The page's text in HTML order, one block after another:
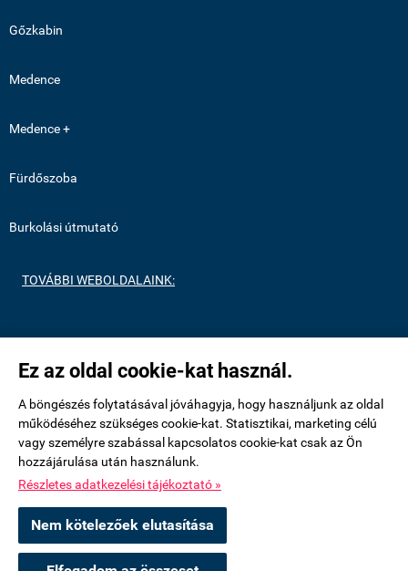
Ez az oldal cookie-kat használ.
A böngészés folytatásával jóváhagyja, hogy használjunk az oldal
működéséhez szükséges cookie-kat. Statisztikai, marketing célú
vagy személyre szabással kapcsolatos cookie-kat csak az Ön
hozzájárulása után használunk.
Részletes adatkezelési tájékoztató »
Nem kötelezőek elutasítása
Gőzkabin
Medence
Medence +
Fürdőszoba
Burkolási útmutató
TOVÁBBI WEBOLDALAINK:
https://metrocsempeshop.hu/
https://mozaikcsempek.hu/
uvegmozaikshop.hu -Royalmozaik Pool & Home Kft